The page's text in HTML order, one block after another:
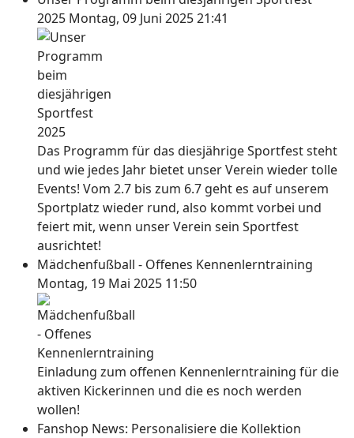
2025 Montag, 09 Juni 2025 21:41
Das Programm für das diesjährige Sportfest steht
und wie jedes Jahr bietet unser Verein wieder tolle
Events! Vom 2.7 bis zum 6.7 geht es auf unserem
Sportplatz wieder rund, also kommt vorbei und
feiert mit, wenn unser Verein sein Sportfest
ausrichtet!
Mädchenfußball - Offenes Kennenlerntraining
Montag, 19 Mai 2025 11:50
Einladung zum offenen Kennenlerntraining für die
aktiven Kickerinnen und die es noch werden
wollen!
Fanshop News: Personalisiere die Kollektion